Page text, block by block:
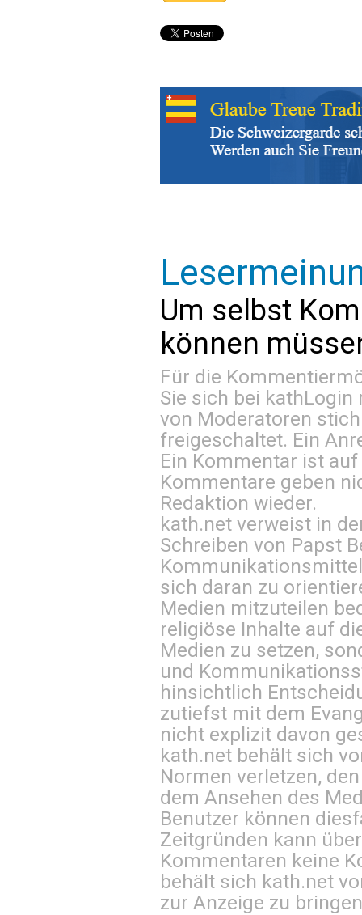
Um selbst
können
Für die
Sie sich bei kathLogin
von Moderatoren
freigeschaltet. Ein
Ein Kommentar ist
Kommentare geben
Redaktion wieder.
kath.net verweist in
Schreiben von Papst
sich daran zu
Medien mitzuteilen
religiöse Inhalte auf
Medien zu setzen,
und
hinsichtlich
zutiefst mit dem
nicht explizit davon
kath.net behält sich
Normen verletzen,
dem Ansehen des
Benutzer können
Zeitgründen kann
Kommentaren keine
behält sich kath.net
zur Anzeige zu